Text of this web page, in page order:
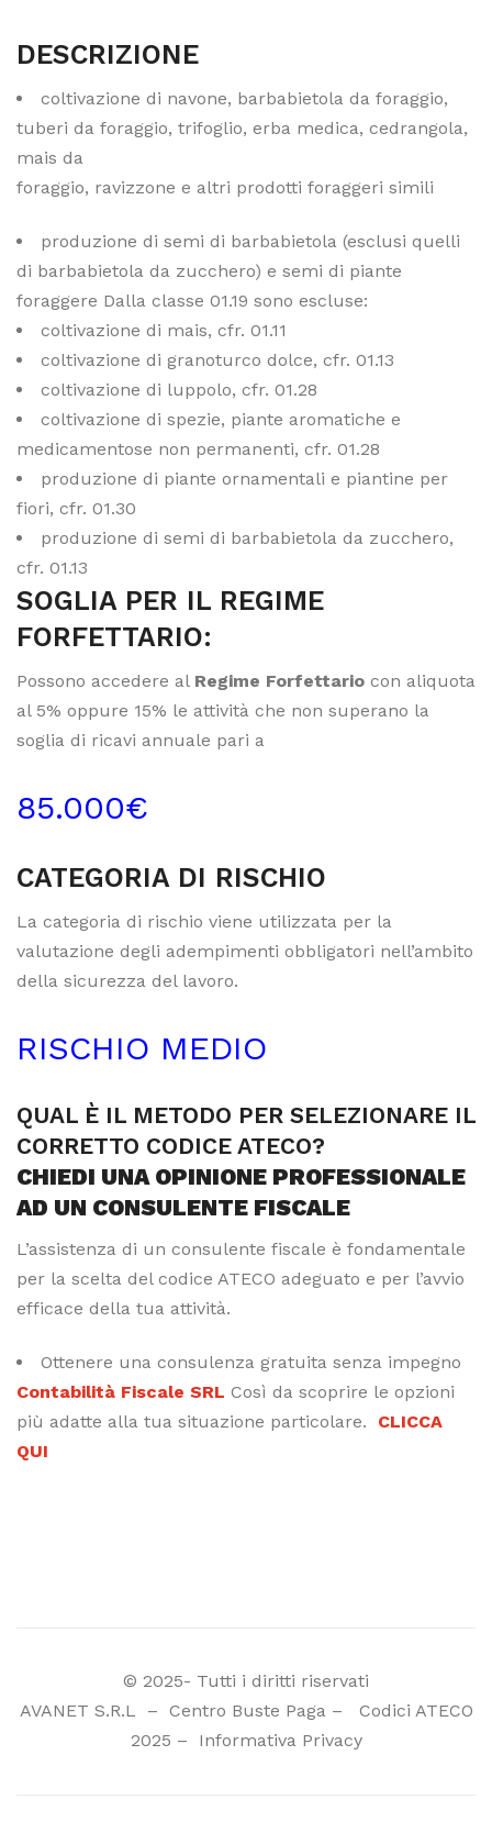
DESCRIZIONE
coltivazione di navone, barbabietola da foraggio,
tuberi da foraggio, trifoglio, erba medica, cedrangola,
mais da
foraggio, ravizzone e altri prodotti foraggeri simili
produzione di semi di barbabietola (esclusi quelli
di barbabietola da zucchero) e semi di piante
foraggere Dalla classe 01.19 sono escluse:
coltivazione di mais, cfr. 01.11
coltivazione di granoturco dolce, cfr. 01.13
coltivazione di luppolo, cfr. 01.28
coltivazione di spezie, piante aromatiche e
medicamentose non permanenti, cfr. 01.28
produzione di piante ornamentali e piantine per
fiori, cfr. 01.30
produzione di semi di barbabietola da zucchero,
cfr. 01.13
SOGLIA PER IL REGIME
FORFETTARIO:
Possono accedere al Regime Forfettario con aliquota
al 5% oppure 15% le attività che non superano la
soglia di ricavi annuale pari a
85.000€
CATEGORIA DI RISCHIO
La categoria di rischio viene utilizzata per la
valutazione degli adempimenti obbligatori nell’ambito
della sicurezza del lavoro.
RISCHIO MEDIO
QUAL È IL METODO PER SELEZIONARE IL
CORRETTO CODICE ATECO?
CHIEDI UNA OPINIONE PROFESSIONALE
AD UN CONSULENTE FISCALE
L’assistenza di un consulente fiscale è fondamentale
per la scelta del codice ATECO adeguato e per l’avvio
efficace della tua attività.
Ottenere una consulenza gratuita senza impegno
Contabilità Fiscale SRL Così da scoprire le opzioni
più adatte alla tua situazione particolare. CLICCA
QUI
© 2025- Tutti i diritti riservati
AVANET S.R.L
– Centro Buste Paga– Codici ATECO
2025 – Informativa Privacy